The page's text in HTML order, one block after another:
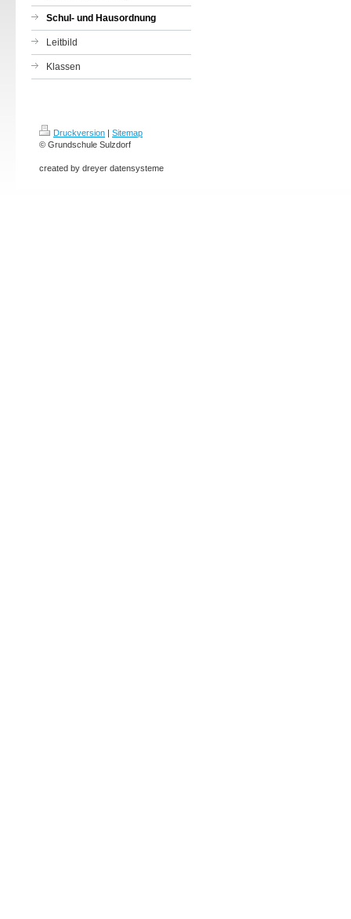
Schul- und Hausordnung
Leitbild
Klassen
Druckversion | Sitemap
© Grundschule Sulzdorf
created by dreyer datensysteme